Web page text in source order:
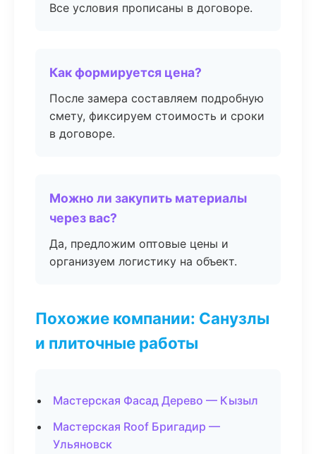
Все условия прописаны в договоре.
Как формируется цена?
После замера составляем подробную
смету, фиксируем стоимость и сроки
в договоре.
Можно ли закупить материалы
через вас?
Да, предложим оптовые цены и
организуем логистику на объект.
Похожие компании: Санузлы
и плиточные работы
Мастерская Фасад Дерево — Кызыл
Мастерская Roof Бригадир —
Ульяновск